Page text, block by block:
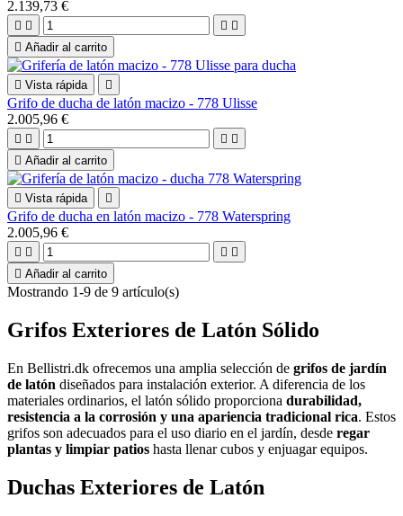
2.139,73 €
   
 Añadir al carrito
 Vista rápida 
Grifo de ducha de latón macizo - 778 Ulisse
2.005,96 €
   
 Añadir al carrito
 Vista rápida 
Grifo de ducha en latón macizo - 778 Waterspring
2.005,96 €
   
 Añadir al carrito
Mostrando 1-9 de 9 artículo(s)
Grifos Exteriores de Latón Sólido
En Bellistri.dk ofrecemos una amplia selección de grifos de jardín
de latón diseñados para instalación exterior. A diferencia de los
materiales ordinarios, el latón sólido proporciona durabilidad,
resistencia a la corrosión y una apariencia tradicional rica. Estos
grifos son adecuados para el uso diario en el jardín, desde regar
plantas y limpiar patios hasta llenar cubos y enjuagar equipos.
Duchas Exteriores de Latón